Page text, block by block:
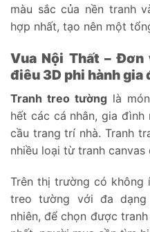
màu sắc của nền tranh
hợp nhất, tạo nên một
Vua Nội Thất –
điêu 3D phi hành gia
Tranh treo tường là
hết các cá nhân, gia
cầu trang trí nhà. Tranh
nhiều loại từ tranh
Trên thị trường có
treo tường với đa
nhiên, để chọn được